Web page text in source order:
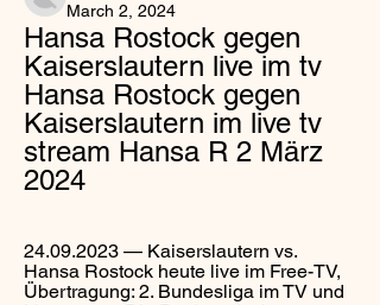
March 2, 2024
Hansa Rostock gegen
Kaiserslautern live im tv
Hansa Rostock gegen
Kaiserslautern im live tv
stream Hansa R 2 März
2024
24.09.2023 — Kaiserslautern vs.
Hansa Rostock heute live im Free-TV,
Übertragung: 2. Bundesliga im TV und